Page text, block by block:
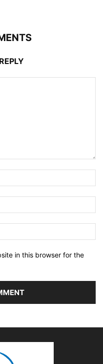
in this browser for the